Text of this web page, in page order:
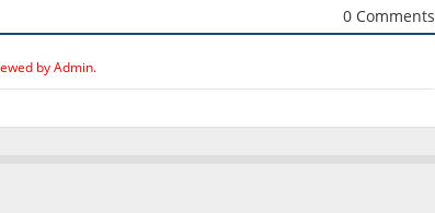
0 Comments
by Admin.